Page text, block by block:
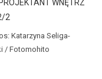
Katarzyna Seliga-
/ Fotomohito